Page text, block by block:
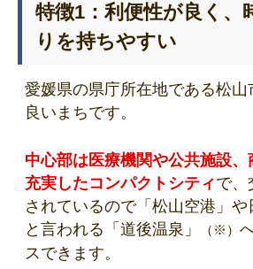
特徴1：利便性が良く、
りを持ちやすい
愛媛県の県庁所在地である松
良いまちです。
中心部は医療機関や公共施設
充実したコンパクトシティで、
されているので「松山空港」や
と言われる「道後温泉」
（※）
スできます。